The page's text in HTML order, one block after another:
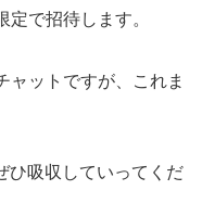
で招待します。
ャットですが、これま
ひ吸収していってくだ